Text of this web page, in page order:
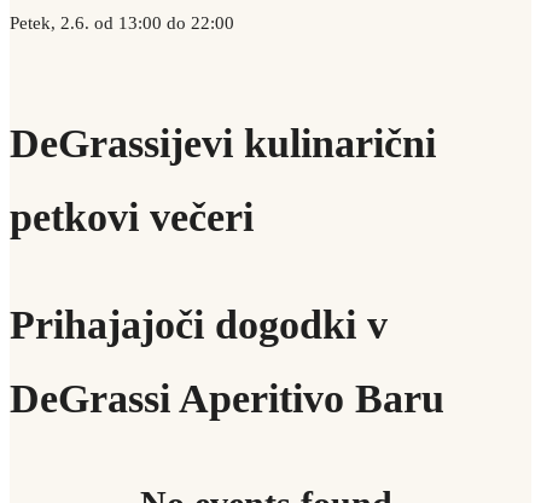
Petek, 2.6. od 13:00 do 22:00
DeGrassijevi kulinarični
petkovi večeri
Prihajajoči dogodki v
DeGrassi Aperitivo Baru